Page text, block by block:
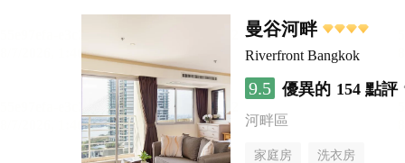
曼谷河畔
Riverfront Bangkok
9.5 優異的 154 點評
河畔區
家庭房 洗衣房